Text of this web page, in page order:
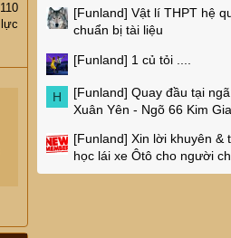
[Funland] Vật lí THPT hệ
chuẩn bị tài liệu
[Funland] 1 củ tỏi ....
H [Funland] Quay đầu tại
Xuân Yên - Ngõ 66 Kim
[Funland] Xin lời khuyên &
học lái xe Ôtô cho người